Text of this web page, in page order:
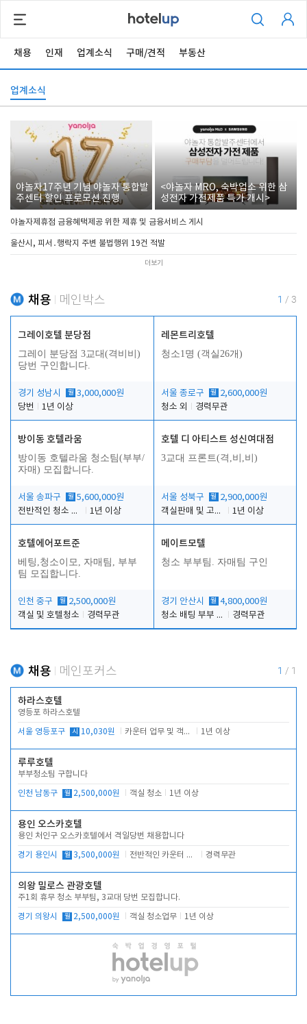
채용 인재 업계소식 구매/견적 부동산
업계소식
야놀자17주년 기념 야놀자 통합발
주센터 할인 프로모션 진행
<야놀자 MRO, 숙박업소 위한 삼
성전자 가전제품 특가 개시>
야놀자제휴점 금융혜택제공 위한 제휴 및 금융서비스 게시
울산시, 피서․행락지 주변 불법행위 19건 적발
더보기
채용 메인박스 1 / 3
그레이호텔 분당점
그레이 분당점 3교대(격비비)
당번 구인합니다.
경기 성남시 월 3,000,000원
당번
1년 이상
레몬트리호텔
청소1명 (객실26개)
서울 종로구 월 2,600,000원
청소 외
경력무관
방이동 호텔라움
방이동 호텔라움 청소팀(부부/
자매) 모집합니다.
서울 송파구 월 5,600,000원
전반적인 청소 업무(객실청소.객실정리)
1년 이상
호텔 디 아티스트 성신여대점
3교대 프론트(격,비,비)
서울 성북구 월 2,900,000원
객실판매 및 고객응대
1년 이상
호텔에어포트준
베팅,청소이모, 자매팀, 부부
팀 모집합니다.
인천 중구 월 2,500,000원
객실 및 호텔청소
경력무관
메이트모텔
청소 부부팀. 자매팀 구인
경기 안산시 월 4,800,000원
청소 배팅 부부 구합니다
경력무관
채용 메인포커스 1 / 1
하라스호텔
영등포 하라스호텔
서울 영등포구 시 10,030원 카운터 업무 및 객실관리(청소상태 확인, 객실판매) 1년 이상
루루호텔
부부청소팀 구합니다
인천 남동구 월 2,500,000원 객실 청소 1년 이상
용인 오스카호텔
용인 처인구 오스카호텔에서 격일당번 채용합니다
경기 용인시 월 3,500,000원 전반적인 카운터 업무 경력무관
의왕 밀로스 관광호텔
주1회 휴무 청소 부부팀, 3교대 당번 모집합니다.
경기 의왕시 월 2,500,000원 객실 청소업무 1년 이상